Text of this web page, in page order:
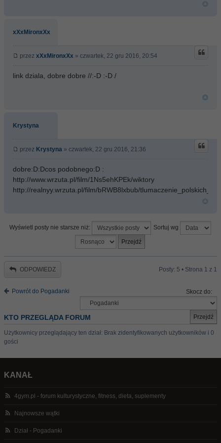
xXxMironxXx
przez xXxMironxXx » czwartek, 22 gru 2016, 20:54
link dziala, dobre dobre //:-D :-D /
Krystyna
przez Krystyna » czwartek, 22 gru 2016, 21:36
dobre:D:Dcos podobnego:D :
http://www.wrzuta.pl/film/1Ns5ehKPEk/wiktory
http://realnyy.wrzuta.pl/film/bRWB8lxbub/
Wyświetl posty nie starsze niż: Sortuj wg
ODPOWIEDZ Posty: 5 • Strona 1 z 1
Powrót do Pogadanki Skocz do:
KTO PRZEGLĄDA FORUM
Użytkownicy przeglądający ten dział: Brak zidentyfikowanych użytkowników i 0
gości
KANAŁ
4gym.pl - forum kulturystyczne, fitness, dieta, suplementy
Najnowsze wątki
Dział - Pogadanki